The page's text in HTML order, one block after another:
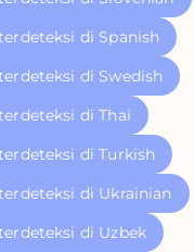
di Spanish
di Swedish
di Thai
di Turkish
di Ukrainian
di Uzbek